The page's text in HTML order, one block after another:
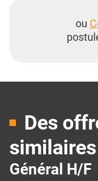
ou
Des
similaires
Général H/F